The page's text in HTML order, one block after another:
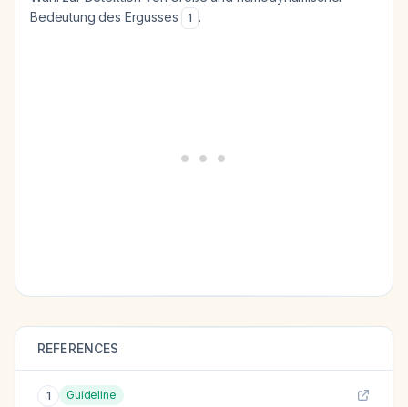
Bedeutung des Ergusses
1 .
REFERENCES
1 Guideline